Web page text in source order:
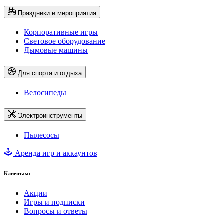
Праздники и мероприятия
Корпоративные игры
Световое оборудование
Дымовые машины
Для спорта и отдыха
Велосипеды
Электроинструменты
Пылесосы
Аренда игр и аккаунтов
Клиентам:
Акции
Игры и подписки
Вопросы и ответы